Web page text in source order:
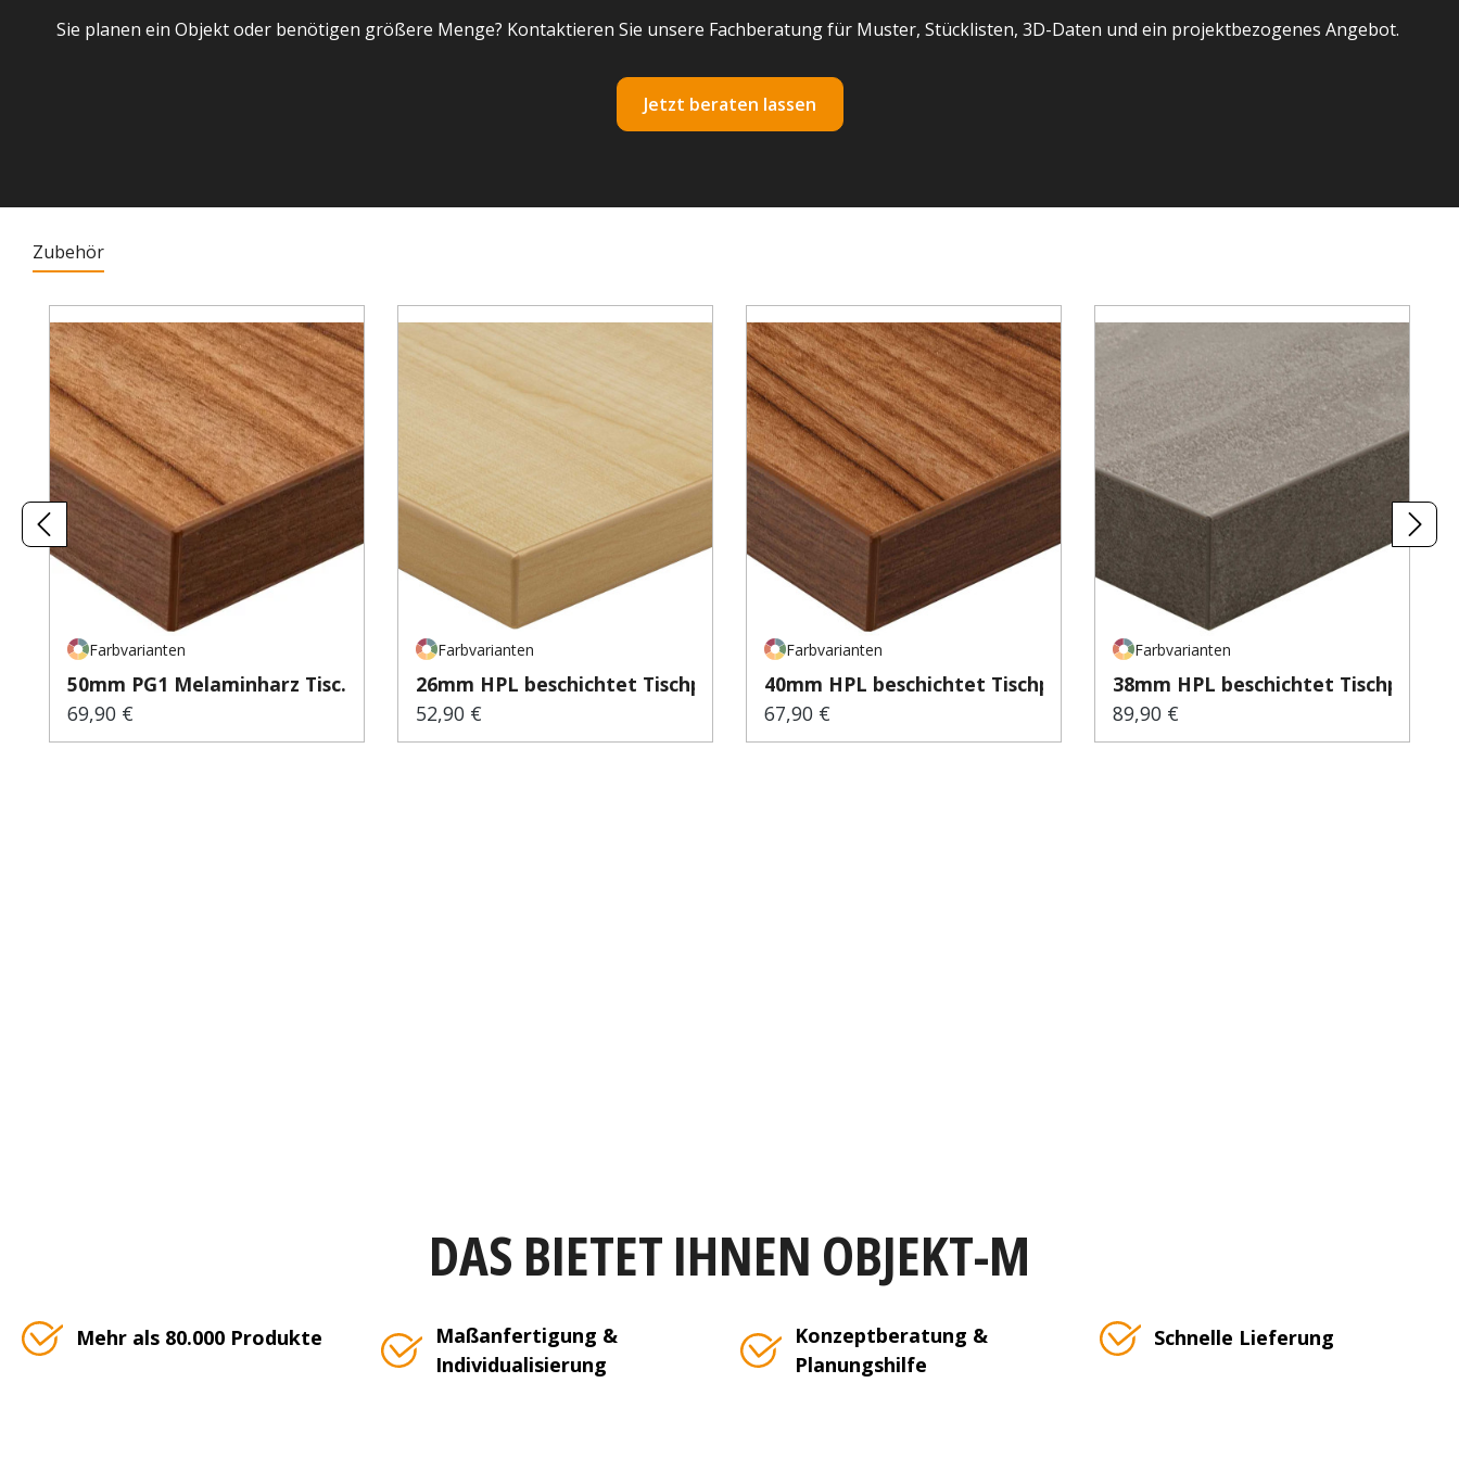
Sie planen ein Objekt oder benötigen größere Menge? Kontaktieren Sie unsere Fachberatung für Muster, Stücklisten, 3D-Daten und ein projektbezogenes Angebot.
Jetzt beraten lassen
Zubehör
Produktgalerie überspringen
Farbvarianten
50mm PG1 Melaminharz Tisc...
Regulärer Preis:
69,90 €
Farbvarianten
26mm HPL beschichtet Tischp...
Regulärer Preis:
52,90 €
Farbvarianten
40mm HPL beschichtet Tischp...
Regulärer Preis:
67,90 €
Farbvarianten
38mm HPL beschichtet Tischp...
Regulärer Preis:
89,90 €
DAS BIETET IHNEN OBJEKT-M
Mehr als 80.000 Produkte
Maßanfertigung &
Individualisierung
Konzeptberatung &
Planungshilfe
Schnelle Lieferung